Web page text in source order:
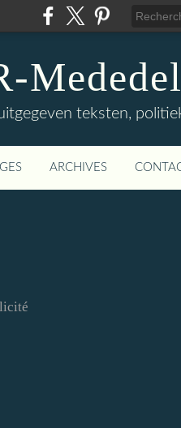
teksten,
ARCHIVES